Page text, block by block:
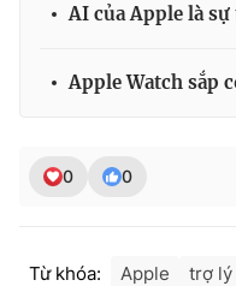
AI của Apple là
Apple Watch sắp
0 0
Từ khóa: Apple trợ lý